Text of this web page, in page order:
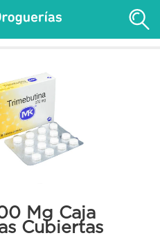
Mg Caja
Cubiertas